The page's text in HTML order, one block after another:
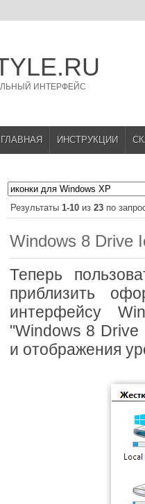
ИНТЕРФЕЙС
ГЛАВНАЯ ИНСТРУКЦИИ
Результаты 1-10 из 23 по
Windows 8 Drive
Теперь
приблизить
интерфейсу
"Windows 8 Drive
и отображения